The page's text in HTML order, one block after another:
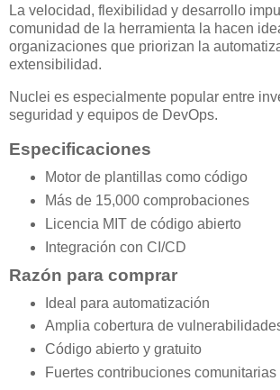
La velocidad, flexibilidad y desarrollo
comunidad de la herramienta la hacen
organizaciones que priorizan la
extensibilidad.
Nuclei es especialmente popular entre
seguridad y equipos de DevOps.
Especificaciones
Motor de plantillas como código
Más de 15,000 comprobaciones
Licencia MIT de código abierto
Integración con CI/CD
Razón para comprar
Ideal para automatización
Amplia cobertura de
Código abierto y gratuito
Fuertes contribuciones comunitarias